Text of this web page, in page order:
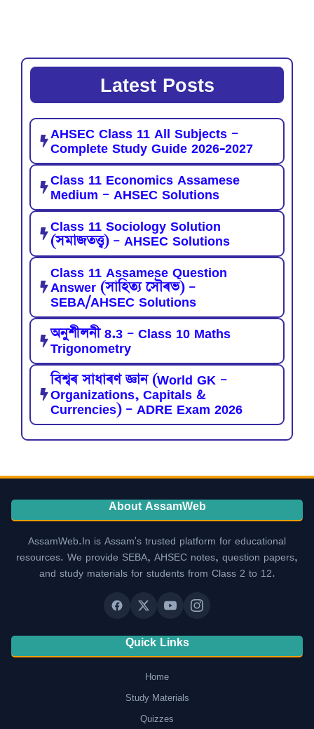
Latest Posts
AHSEC Class 11 All Subjects –
Complete Study Guide 2026-2027
Class 11 Economics Assamese
Medium – AHSEC Solutions
Class 11 Sociology Solution
(সমাজতত্ত্ব) – AHSEC Solutions
Class 11 Assamese Question
Answer (সাহিত্য সৌৰভ) –
SEBA/AHSEC Solutions
অনুশীলনী 8.3 – Class 10 Maths
Trigonometry
বিশ্বৰ সাধাৰণ জ্ঞান (World GK –
Organizations, Capitals &
Currencies) – ADRE Exam 2026
About AssamWeb
AssamWeb.In is Assam's trusted platform for educational
resources. We provide SEBA, AHSEC notes, question papers,
and study materials for students from Class 2 to 12.
Quick Links
Home
Study Materials
Quizzes